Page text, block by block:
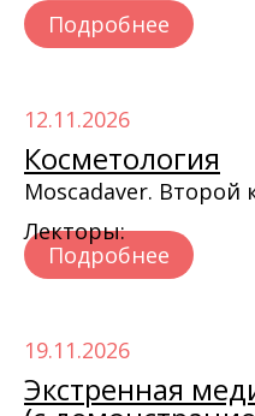
Подробнее
12.11.2026
Косметология
Moscadaver. Второй
Лекторы:
Подробнее
19.11.2026
Экстренная